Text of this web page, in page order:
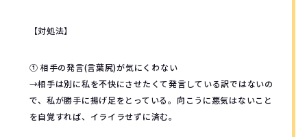
【対処法】
① 相手の発言(言葉尻)が気にくわない
→相手は別に私を不快にさせたくて発言している訳ではないの
で、私が勝手に揚げ足をとっている。向こうに悪気はないこと
を自覚すれば、イライラせずに済む。